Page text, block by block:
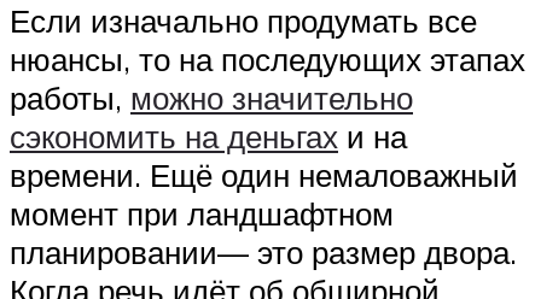
Если изначально продумать все
нюансы, то на последующих этапах
работы, можно значительно
сэкономить на деньгах и на
времени. Ещё один немаловажный
момент при ландшафтном
планировании— это размер двора.
Когда речь идёт об обширной